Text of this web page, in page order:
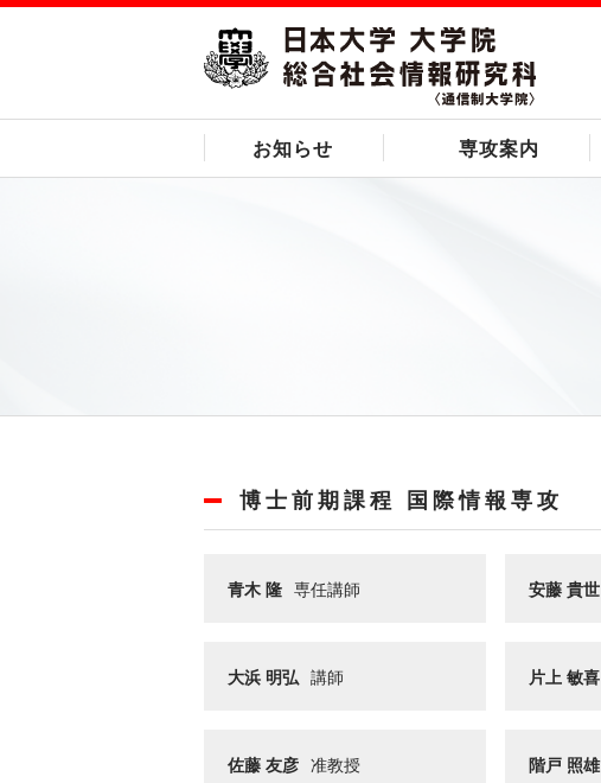
お知らせ 専攻案内
博士前期課程 国際情報専攻
青木 隆 専任講師 安藤 貴世
大浜 明弘 講師 片上 敏喜
佐藤 友彦 准教授 階戸 照雄